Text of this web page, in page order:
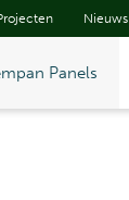
Nieuws
Panels